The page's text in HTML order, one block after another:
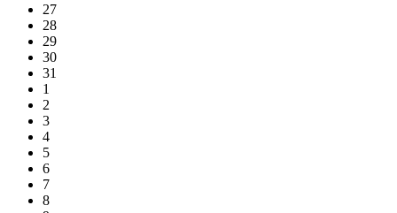
27
28
29
30
31
1
2
3
4
5
6
7
8